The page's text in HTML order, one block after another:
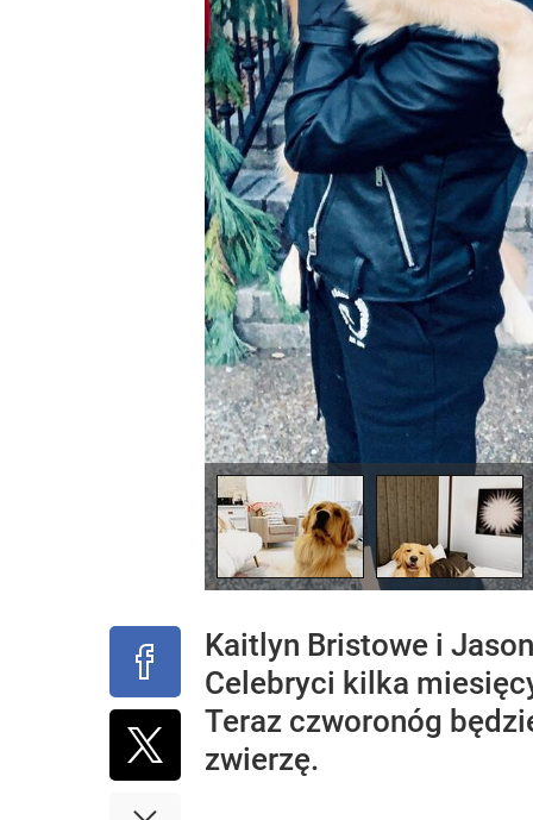
Kaitlyn Bristowe i
Celebryci kilka
Teraz czworonóg
zwierzę.